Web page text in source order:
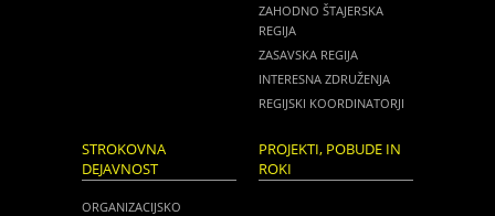
ZAHODNO ŠTAJERSKA
REGIJA
ZASAVSKA REGIJA
INTERESNA ZDRUŽENJA
REGIJSKI KOORDINATORJI
STROKOVNA
DEJAVNOST
ORGANIZACIJSKO
PROJEKTI, POBUDE IN
ROKI